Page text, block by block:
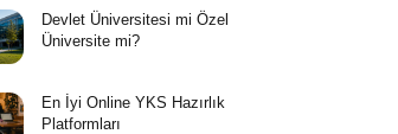
Devlet Üniversitesi mi Özel
Üniversite mi?
En İyi Online YKS Hazırlık
Platformları